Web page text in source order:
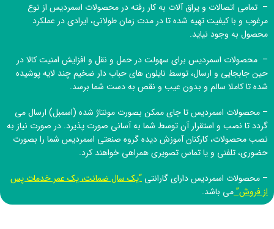
– تمامی اتصالات و یراق آلات به کار رفته در محصولات اسمردیس از نوع
مرغوب و با کیفیت تهیه شده تا در مدت زمان طولانی، ایرادی در عملکرد
محصول به وجود نیاید.
– محصولات اسمردیس برای سهولت در حمل و نقل و افزایش امنیت کالا در
حین جابجایی و ارسال، توسط نایلون های حباب دار ضخیم چند لایه پوشیده
شده تا کاملا سالم و بدون عیب و نقص به دست شما برسد.
– محصولات اسمردیس تا جای ممکن بصورت مونتاژ شده (اسمبل) ارسال می
گردد تا نصب و استقرار آن توسط شما به آسانی صورت پذیرد. در صورت نیاز به
نصب محصولات، کارکنان آموزش دیدهگروه صنعتی اسمردیس شما را بصورت
حضوری، تلفنی و یا تماس تصویری همراهی خواهند کرد.
– محصولات اسمردیس دارای گارانتی “یک سال ضمانت، یک عمر خدمات پس
از فروش”می باشد.